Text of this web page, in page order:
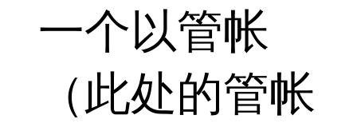
一个以管帐
（此处的管帐